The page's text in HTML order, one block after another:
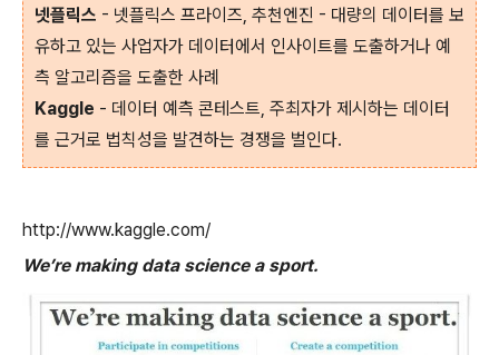
넷플릭스 - 넷플릭스 프라이즈, 추천엔진 - 대량의 데이터를 보
유하고 있는 사업자가 데이터에서 인사이트를 도출하거나 예
측 알고리즘을 도출한 사례
Kaggle - 데이터 예측 콘테스트, 주최자가 제시하는 데이터
를 근거로 법칙성을 발견하는 경쟁을 벌인다.
http://www.kaggle.com/
We’re making data science a sport.